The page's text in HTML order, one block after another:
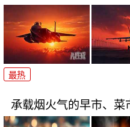
最热
承载烟火气的早市、菜